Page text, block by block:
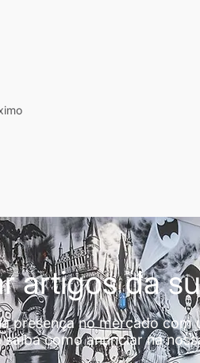
artigos da
presença no mercado com
saiba como anunciar na